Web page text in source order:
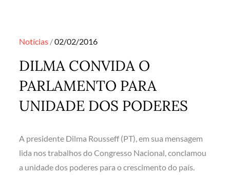
Notícias Posted
02/02/2016
DILMA CONVIDA O
PARLAMENTO PARA
UNIDADE DOS PODERES
A presidente Dilma Rousseff (PT), em sua mensagem
lida nos trabalhos do Congresso Nacional, conclamou
a unidade dos poderes para o crescimento do país.